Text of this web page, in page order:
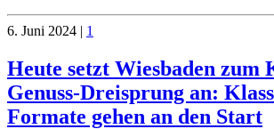
6. Juni 2024 | 1
Heute setzt Wiesbaden zum
Genuss-Dreisprung an:
Formate gehen an den Start